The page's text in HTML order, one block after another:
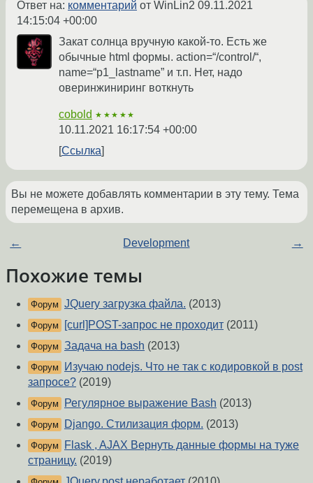
Ответ на: комментарий от WinLin2 09.11.2021
14:15:04 +00:00
Закат солнца вручную какой-то. Есть же
обычные html формы. action=“/control/“,
name=“p1_lastname” и т.п. Нет, надо
оверинжиниринг воткнуть
cobold ★★★★★
10.11.2021 16:17:54 +00:00
Ссылка
Вы не можете добавлять комментарии в эту тему. Тема
перемещена в архив.
← Development →
Похожие темы
Форум JQuery загрузка файла. (2013)
Форум [curl]POST-запрос не проходит (2011)
Форум Задача на bash (2013)
Форум
Изучаю nodejs. Что не так с кодировкой в post
запросе? (2019)
Форум Регулярное выражение Bash (2013)
Форум Django. Стилизация форм. (2013)
Форум
Flask , AJAX Вернуть данные формы на туже
страницу. (2019)